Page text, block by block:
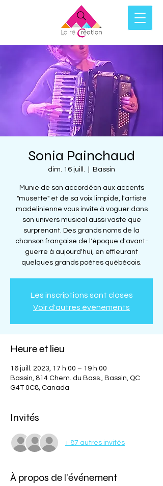
Sonia Painchaud
dim. 16 juill. Bassin
Munie de son accordéon aux accents
"musette" et de sa voix limpide, l'artiste
madelinienne vous invite à voguer dans
son univers musical aussi vaste que
surprenant. Des grands noms de la
chanson française de l'époque d'avant-
guerre à aujourd'hui, en effleurant
quelques grands poètes québécois.
Les inscriptions sont closes
Voir d'autres événements
Heure et lieu
16 juill. 2023, 17 h 00 – 19 h 00
Bassin, 814 Chem. du Bass., Bassin, QC
G4T 0C8, Canada
Invités
+ 87 autres invités
À propos de l'événement